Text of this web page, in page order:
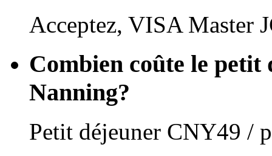
Acceptez, VISA Master
Combien coûte le
Nanning?
Petit déjeuner CNY49 /